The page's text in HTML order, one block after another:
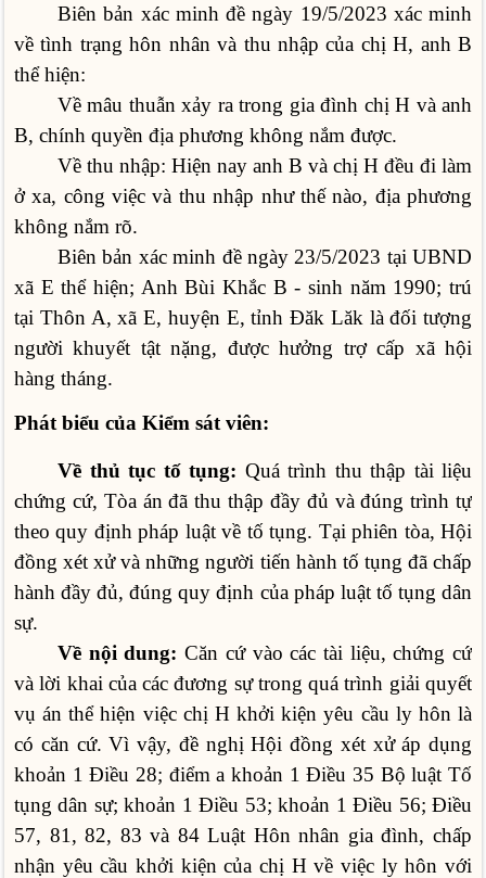
Biên bản xác minh đề ngày 19/5/2023 xác minh
về tình trạng hôn nhân và thu nhập của chị H, anh B
thể hiện:
Về mâu thuẫn xảy ra trong gia đình chị H và anh
B, chính quyền địa phương không nắm được.
Về thu nhập: Hiện nay anh B và chị H đều đi làm
ở xa, công việc và thu nhập như thế nào, địa phương
không nắm rõ.
Biên bản xác minh đề ngày 23/5/2023 tại UBND
xã E thể hiện; Anh Bùi Khắc B - sinh năm 1990; trú
tại Thôn A, xã E, huyện E, tỉnh Đăk Lăk là đối tượng
người khuyết tật nặng, được hưởng trợ cấp xã hội
hàng tháng.
Phát biểu của Kiểm sát viên:
Về thủ tục tố tụng: Quá trình thu thập tài liệu
chứng cứ, Tòa án đã thu thập đầy đủ và đúng trình tự
theo quy định pháp luật về tố tụng. Tại phiên tòa, Hội
đồng xét xử và những người tiến hành tố tụng đã chấp
hành đầy đủ, đúng quy định của pháp luật tố tụng dân
sự.
Về nội dung: Căn cứ vào các tài liệu, chứng cứ
và lời khai của các đương sự trong quá trình giải quyết
vụ án thể hiện việc chị H khởi kiện yêu cầu ly hôn là
có căn cứ. Vì vậy, đề nghị Hội đồng xét xử áp dụng
khoản 1 Điều 28; điểm a khoản 1 Điều 35 Bộ luật Tố
tụng dân sự; khoản 1 Điều 53; khoản 1 Điều 56; Điều
57, 81, 82, 83 và 84 Luật Hôn nhân gia đình, chấp
nhận yêu cầu khởi kiện của chị H về việc ly hôn với